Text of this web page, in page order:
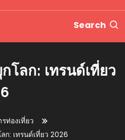
แหล่งรวม
โดนไม่ต้อง
แต่บาทเดียว
Search
โลก: เทรนด์เที่ยว
รท่องเที่ยว
ก: เทรนด์เที่ยว 2026